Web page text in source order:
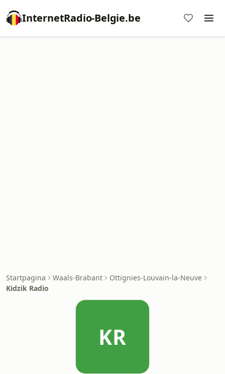
InternetRadio-Belgie.be
Startpagina Waals-Brabant
Ottignies-Louvain-la-Neuve
Kidzik Radio
KR